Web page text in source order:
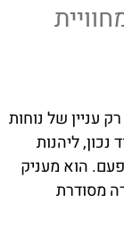
עניין של נוחות
ליהנות
הוא מעניק
מסודרת